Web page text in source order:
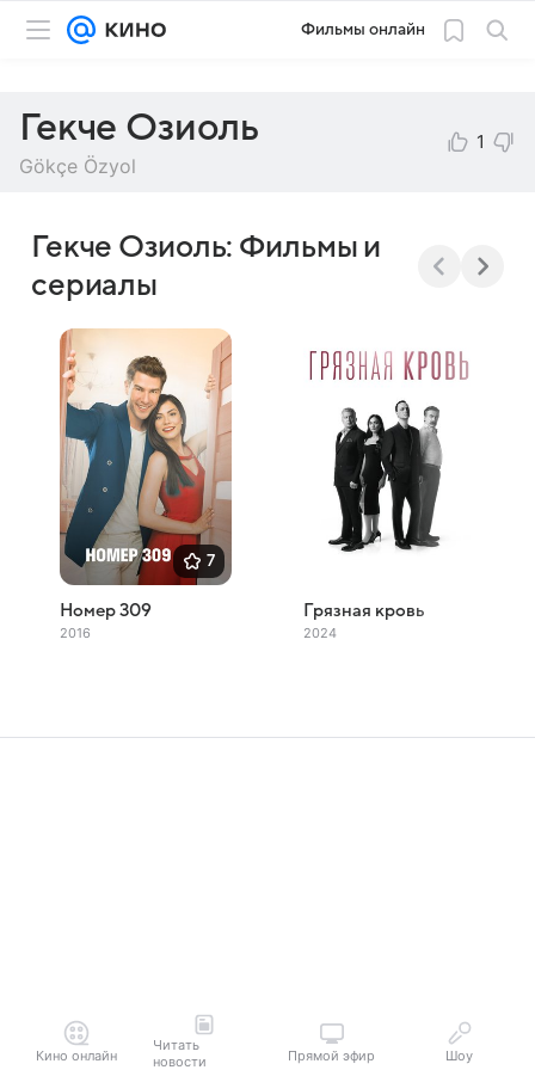
Фильмы онлайн
Гекче Озиоль
Gökçe Özyol
1
Гекче Озиоль: Фильмы и
сериалы
7
Номер 309
2016
Грязная кровь
2024
Кино онлайн
Читать
новости
Прямой эфир Шоу